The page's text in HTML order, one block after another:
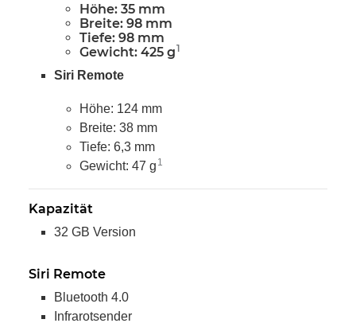
Höhe: 35 mm
Breite: 98 mm
Tiefe: 98 mm
Gewicht: 425 g1
Siri Remote
Höhe: 124 mm
Breite: 38 mm
Tiefe: 6,3 mm
Gewicht: 47 g 1
Kapazität
32 GB Version
Siri Remote
Bluetooth 4.0
Infrarotsender